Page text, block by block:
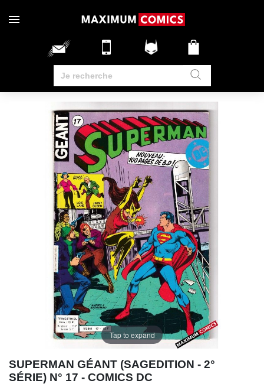
Tap to expand
SUPERMAN GÉANT (SAGEDITION - 2°
SÉRIE) N° 17 - COMICS DC